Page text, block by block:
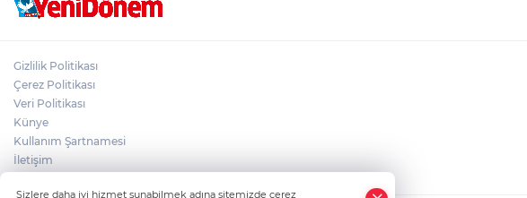
Gizlilik Politikası
Çerez Politikası
Veri Politikası
Künye
Kullanım Şartnamesi
İletişim
Sizlere daha iyi hizmet sunabilmek adına sitemizde çerez